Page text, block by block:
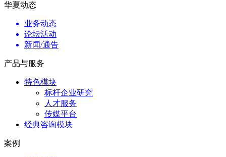
华夏动态
业务动态
论坛活动
新闻/通告
产品与服务
特色模块
标杆企业研究
人才服务
传媒平台
经典咨询模块
案例